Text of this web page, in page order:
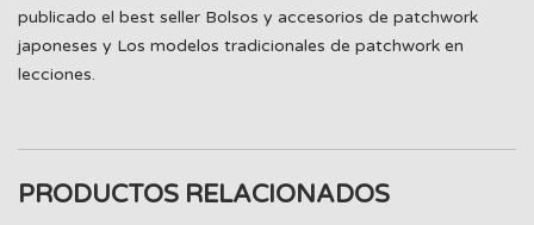
publicado el best seller Bolsos y accesorios de patchwork
japoneses y Los modelos tradicionales de patchwork en
lecciones.
PRODUCTOS RELACIONADOS